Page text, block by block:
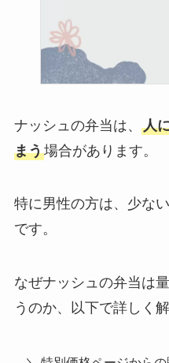
ナッシュの弁当は、 人
まう場合があります。
特に男性の方は、少な
です。
なぜナッシュの弁当は
うのか、以下で詳しく